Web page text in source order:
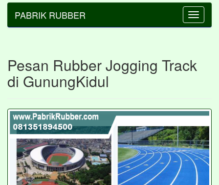
Toggle
PABRIK RUBBER
Pesan Rubber Jogging Track
di GunungKidul